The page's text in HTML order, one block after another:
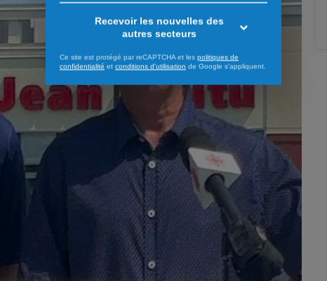
Recevoir les nouvelles des
autres secteurs
Ce site est protégé par reCAPTCHA et les politiques de
confidentialité et conditions d'utilisation de Google s'appliquent.